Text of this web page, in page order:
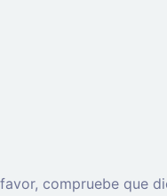
compruebe que